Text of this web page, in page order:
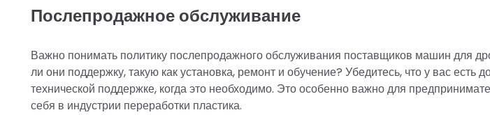
Послепродажное обслуживание
Важно понимать политику послепродажного обслуживания поставщиков машин для
ли они поддержку, такую как установка, ремонт и обучение? Убедитесь, что у вас есть
технической поддержке, когда это необходимо. Это особенно важно для
себя в индустрии переработки пластика.